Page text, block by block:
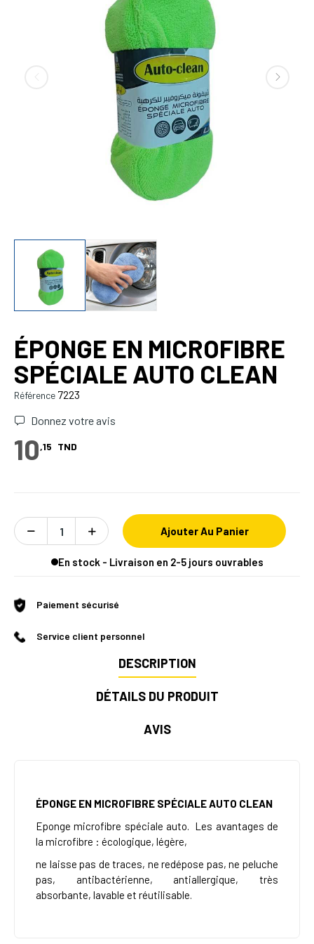
ÉPONGE EN MICROFIBRE
SPÉCIALE AUTO CLEAN
Référence 7223
Donnez votre avis
10,15 TND
Ajouter Au Panier
En stock - Livraison en 2-5 jours ouvrables
Paiement sécurisé
Service client personnel
DESCRIPTION
DÉTAILS DU PRODUIT
AVIS
ÉPONGE EN MICROFIBRE SPÉCIALE AUTO CLEAN
Eponge microfibre spéciale auto. Les avantages de
la microfibre : écologique, légère,
ne laisse pas de traces, ne redépose pas, ne peluche
pas, antibactérienne, antiallergique, très
absorbante, lavable et réutilisable.